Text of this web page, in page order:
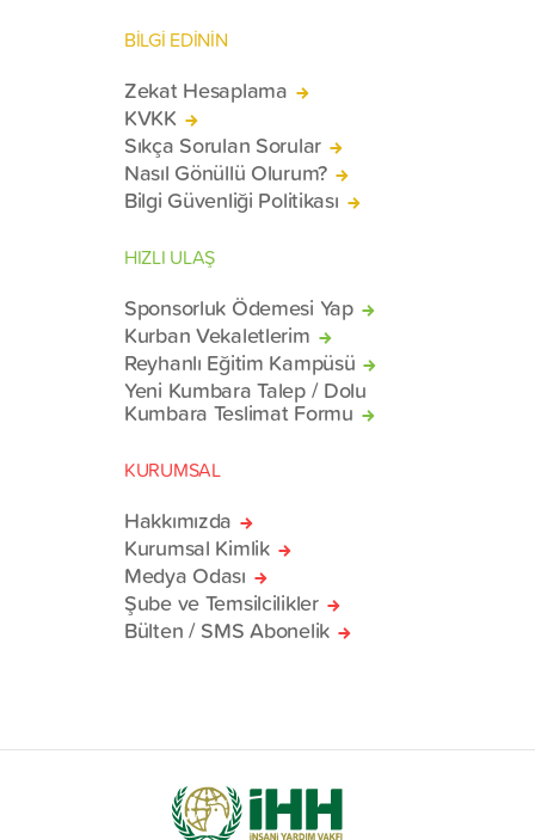
BİLGİ EDİNİN
Zekat Hesaplama
KVKK
Sıkça Sorulan Sorular
Nasıl Gönüllü Olurum?
Bilgi Güvenliği Politikası
HIZLI ULAŞ
Sponsorluk Ödemesi Yap
Kurban Vekaletlerim
Reyhanlı Eğitim Kampüsü
Yeni Kumbara Talep / Dolu
Kumbara Teslimat Formu
KURUMSAL
Hakkımızda
Kurumsal Kimlik
Medya Odası
Şube ve Temsilcilikler
Bülten / SMS Abonelik